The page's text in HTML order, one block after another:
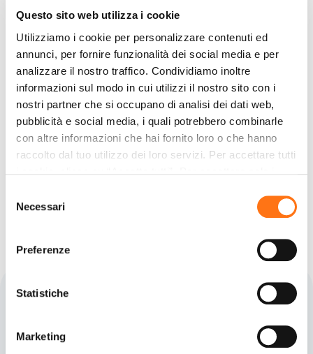
Questo sito web utilizza i cookie
Utilizziamo i cookie per personalizzare contenuti ed
annunci, per fornire funzionalità dei social media e per
analizzare il nostro traffico. Condividiamo inoltre
informazioni sul modo in cui utilizzi il nostro sito con i
nostri partner che si occupano di analisi dei dati web,
pubblicità e social media, i quali potrebbero combinarle
con altre informazioni che hai fornito loro o che hanno
raccolto dal tuo utilizzo dei loro servizi. Per accettare tutti
impostare, in modo granulare, le tue preferenze,
consenso e clicca su “Accetta selezionati”. Cliccando sul
tasto “Rifiuta” chiudi il pannello per continuare senza
per accedere alla
delNecessari
Preferenze
Statistiche
Marketing
全面的支持与整合服务确保硬件和网络与企业的具
体需求完美契合。